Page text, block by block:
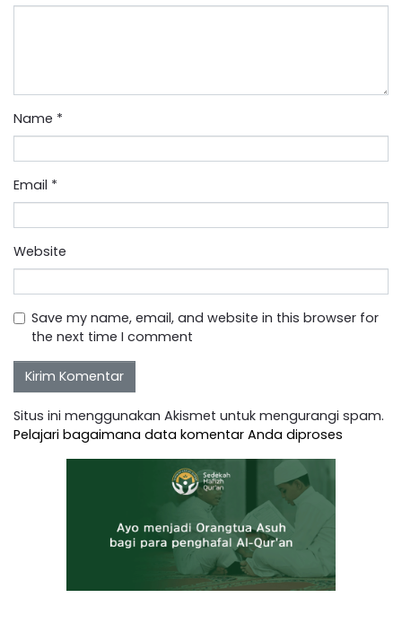
Name *
Email *
Website
Save my name, email, and website in this browser for
the next time I comment
Situs ini menggunakan Akismet untuk mengurangi spam.
Pelajari bagaimana data komentar Anda diproses